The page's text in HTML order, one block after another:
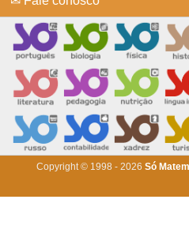
Copyright © 1998 - 2026 Só